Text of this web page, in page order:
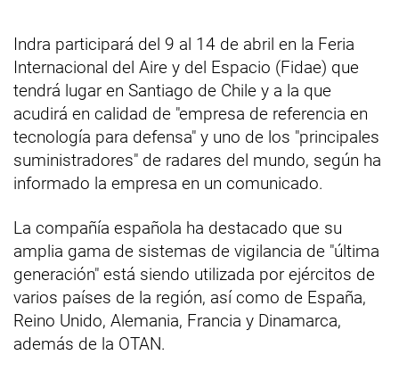
Indra participará del 9 al 14 de abril en la Feria
Internacional del Aire y del Espacio (Fidae) que
tendrá lugar en Santiago de Chile y a la que
acudirá en calidad de "empresa de referencia en
tecnología para defensa" y uno de los "principales
suministradores" de radares del mundo, según ha
informado la empresa en un comunicado.
La compañía española ha destacado que su
amplia gama de sistemas de vigilancia de "última
generación" está siendo utilizada por ejércitos de
varios países de la región, así como de España,
Reino Unido, Alemania, Francia y Dinamarca,
además de la OTAN.